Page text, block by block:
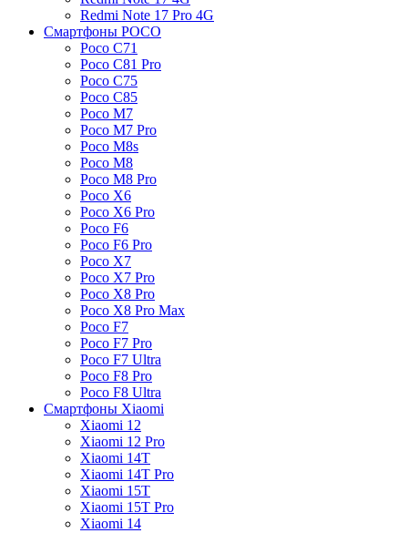
Redmi Note 17 Pro 4G
Смартфоны POCO
Poco C71
Poco C81 Pro
Poco C75
Poco C85
Poco M7
Poco M7 Pro
Poco M8s
Poco M8
Poco M8 Pro
Poco X6
Poco X6 Pro
Poco F6
Poco F6 Pro
Poco X7
Poco X7 Pro
Poco X8 Pro
Poco X8 Pro Max
Poco F7
Poco F7 Pro
Poco F7 Ultra
Poco F8 Pro
Poco F8 Ultra
Смартфоны Xiaomi
Xiaomi 12
Xiaomi 12 Pro
Xiaomi 14T
Xiaomi 14T Pro
Xiaomi 15T
Xiaomi 15T Pro
Xiaomi 14